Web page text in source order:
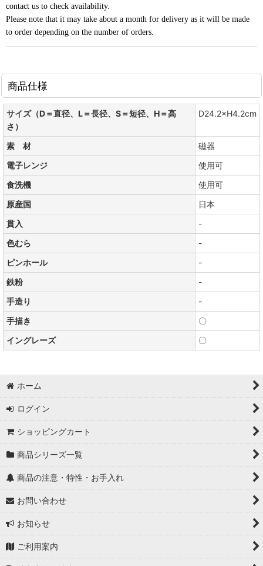
contact us to check availability.
Please note that it may take about a month for delivery as it will be made
to order depending on the number of orders.
商品仕様
サイズ（D＝直径、L＝長径、S＝短径、H＝高
さ）
D24.2×H4.2cm
素 材
磁器
電子レンジ
使用可
食洗機
使用可
原産国
日本
貫入
-
色むら
-
ピンホール
-
鉄粉
-
手造り
-
手描き
〇
イングレーズ
〇
ホーム
ログイン
ショッピングカート
商品シリーズ一覧
商品の注意・特性・お手入れ
お問い合わせ
お知らせ
ご利用案内